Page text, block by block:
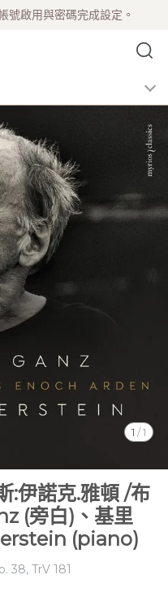
號啟用與密碼完成設定。
1 /1
:伊諾克.雅頓 /布
(旁白)、基里
(piano)
38, TrV 181